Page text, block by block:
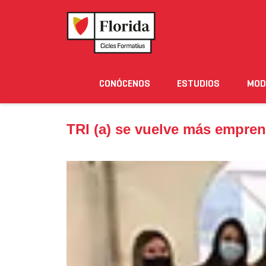
Noticias Eventos Blog Solicita
CONÓCENOS ESTUDIOS
TRI (a) se vuelve más